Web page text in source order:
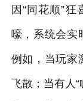
因“同花顺”
嚎，系统会实
例如，当玩家
飞散；当有人